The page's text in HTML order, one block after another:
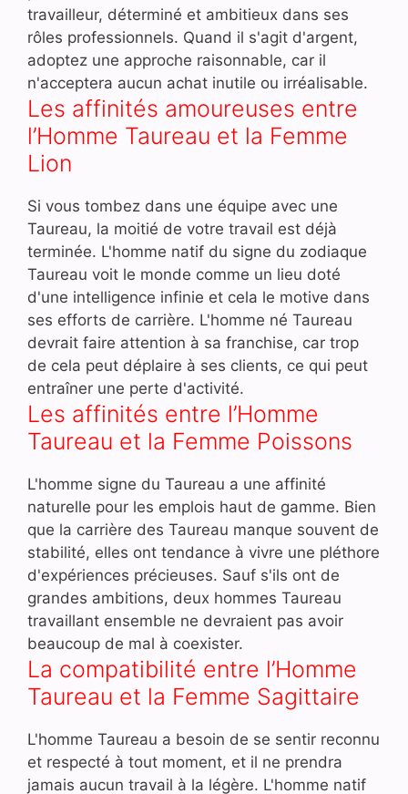
travailleur, déterminé et ambitieux dans ses
rôles professionnels. Quand il s'agit d'argent,
adoptez une approche raisonnable, car il
n'acceptera aucun achat inutile ou irréalisable.
Les affinités amoureuses entre
l’Homme Taureau et la Femme
Lion
Si vous tombez dans une équipe avec une
Taureau, la moitié de votre travail est déjà
terminée. L'homme natif du signe du zodiaque
Taureau voit le monde comme un lieu doté
d'une intelligence infinie et cela le motive dans
ses efforts de carrière. L'homme né Taureau
devrait faire attention à sa franchise, car trop
de cela peut déplaire à ses clients, ce qui peut
entraîner une perte d'activité.
Les affinités entre l’Homme
Taureau et la Femme Poissons
L'homme signe du Taureau a une affinité
naturelle pour les emplois haut de gamme. Bien
que la carrière des Taureau manque souvent de
stabilité, elles ont tendance à vivre une pléthore
d'expériences précieuses. Sauf s'ils ont de
grandes ambitions, deux hommes Taureau
travaillant ensemble ne devraient pas avoir
beaucoup de mal à coexister.
La compatibilité entre l’Homme
Taureau et la Femme Sagittaire
L'homme Taureau a besoin de se sentir reconnu
et respecté à tout moment, et il ne prendra
jamais aucun travail à la légère. L'homme natif